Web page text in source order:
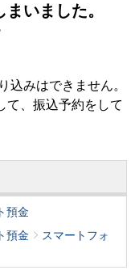
いました。
込みはできません。
て、振込予約をして
預金
預金
スマートフォ